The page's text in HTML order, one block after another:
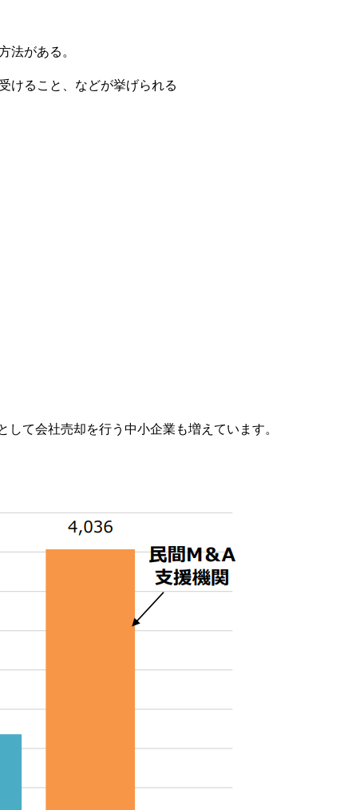
法がある。
けること、などが挙げられる
て会社売却を行う中小企業も増えています。